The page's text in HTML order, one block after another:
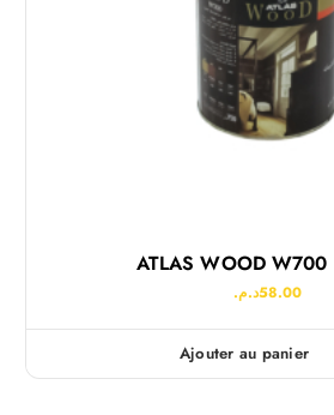
ATLAS WOOD W700
58.00د.م.
Ajouter au panier